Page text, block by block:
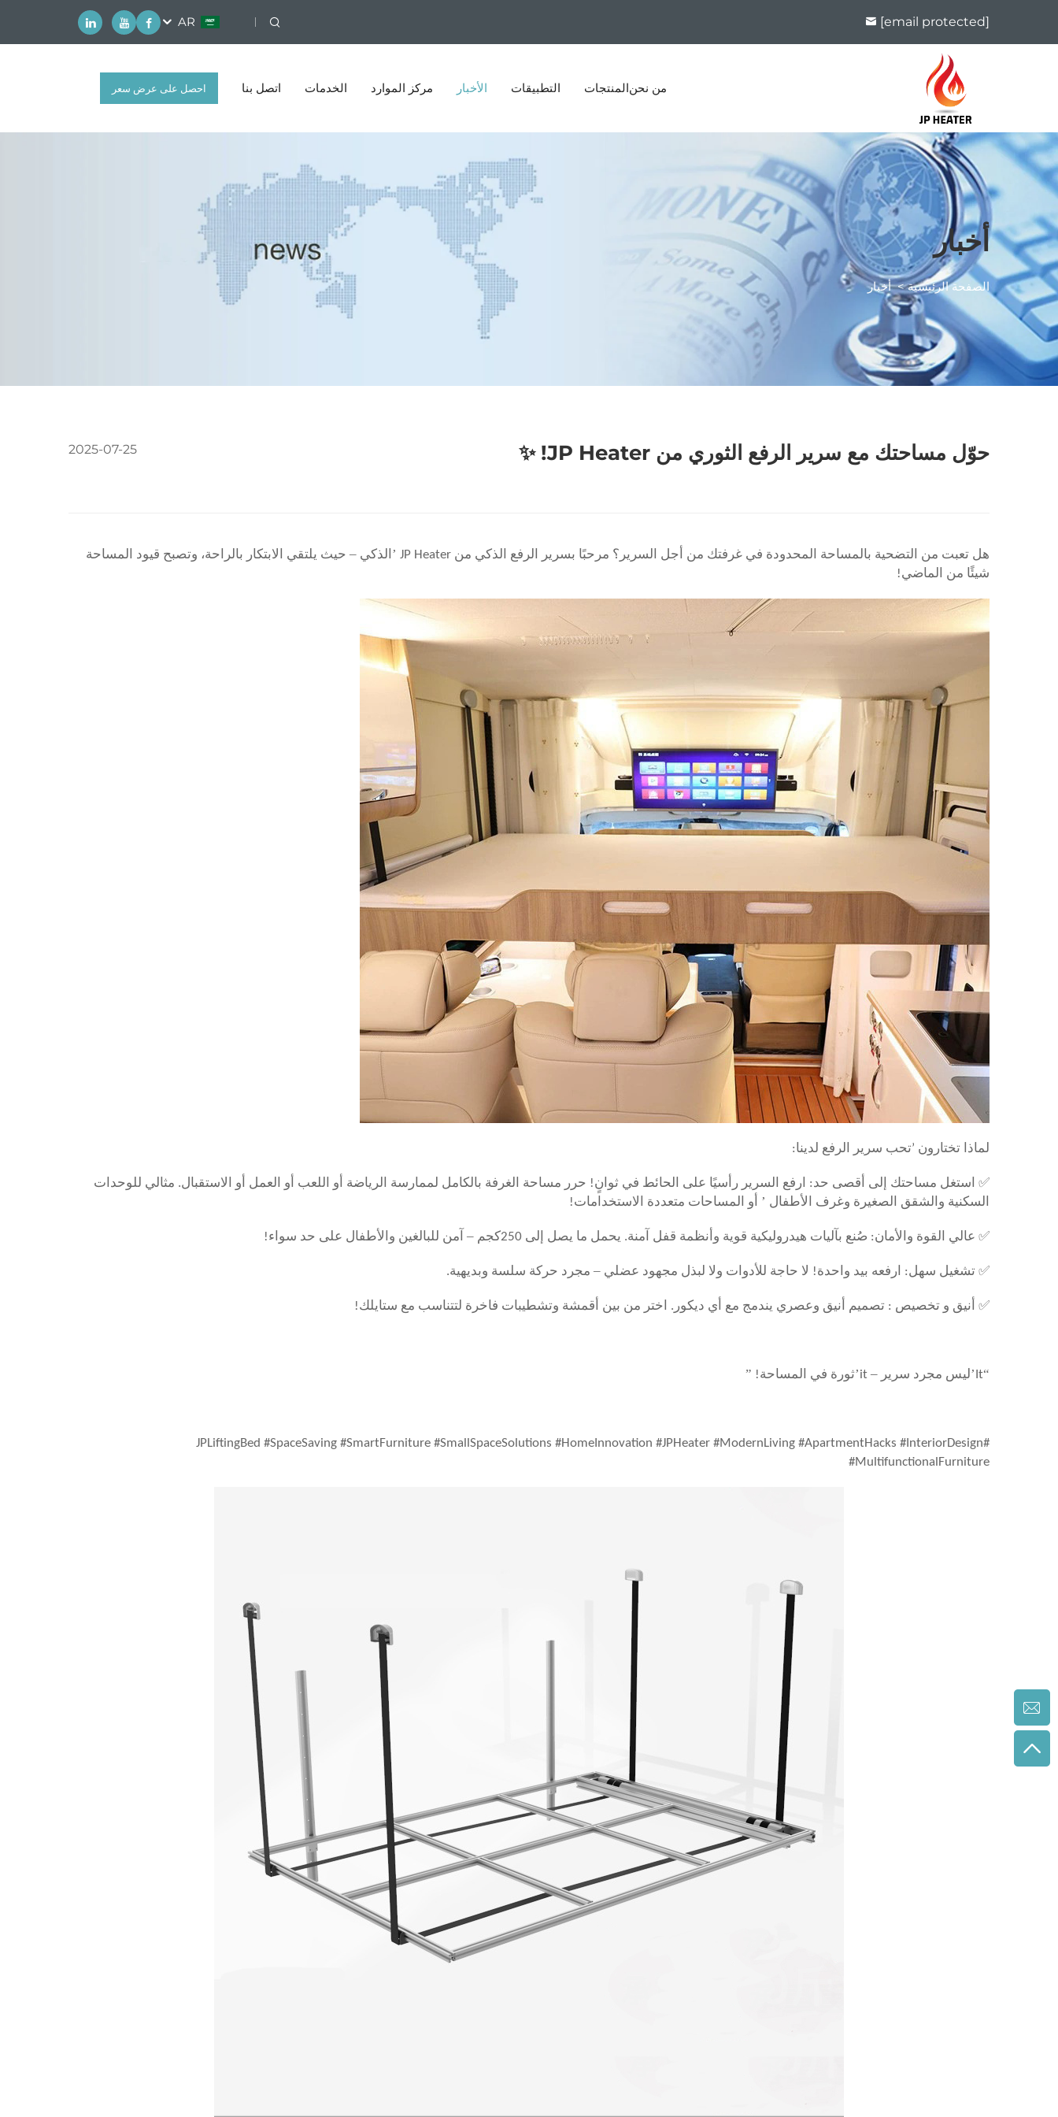
[email protected]
AR
من نحنالمنتجات التطبيقات الأخبار مركز الموارد الخدمات اتصل بنا احصل على عرض سعر
أخبار
الصفحة الرئيسية>أخبار
حوّل مساحتك مع سرير الرفع الثوري من JP Heater! ✨ 2025-07-25
هل تعبت من التضحية بالمساحة المحدودة في غرفتك من أجل السرير؟ مرحبًا بسرير الرفع الذكي من JP Heater ’ الذكي – حيث يلتقي الابتكار بالراحة، وتصبح قيود المساحة
شيئًا من الماضي!
لماذا تختارون ’تحب سرير الرفع لدينا:
✅ استغل مساحتك إلى أقصى حد: ارفع السرير رأسيًا على الحائط في ثوانٍ! حرر مساحة الغرفة بالكامل لممارسة الرياضة أو اللعب أو العمل أو الاستقبال. مثالي للوحدات
السكنية والشقق الصغيرة وغرف الأطفال ’ أو المساحات متعددة الاستخدامات!
✅ عالي القوة والأمان: صُنع بآليات هيدروليكية قوية وأنظمة قفل آمنة. يحمل ما يصل إلى 250كجم – آمن للبالغين والأطفال على حد سواء!
✅ تشغيل سهل: ارفعه بيد واحدة! لا حاجة للأدوات ولا لبذل مجهود عضلي – مجرد حركة سلسة وبديهية.
✅ أنيق و تخصيص : تصميم أنيق وعصري يندمج مع أي ديكور. اختر من بين أقمشة وتشطيبات فاخرة لتتناسب مع ستايلك!
“
It
’ليس مجرد سرير –
it
’ثورة في المساحة! ”
#JPLiftingBed #SpaceSaving #SmartFurniture #SmallSpaceSolutions #HomeInnovation #JPHeater #ModernLiving #ApartmentHacks #InteriorDesign
#MultifunctionalFurniture